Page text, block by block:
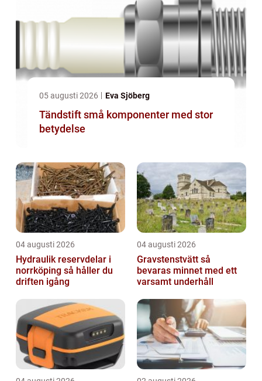
05 augusti 2026 Eva Sjöberg
Tändstift små komponenter med stor
betydelse
04 augusti 2026
Hydraulik reservdelar i
norrköping så håller du
driften igång
04 augusti 2026
Gravstenstvätt så
bevaras minnet med ett
varsamt underhåll